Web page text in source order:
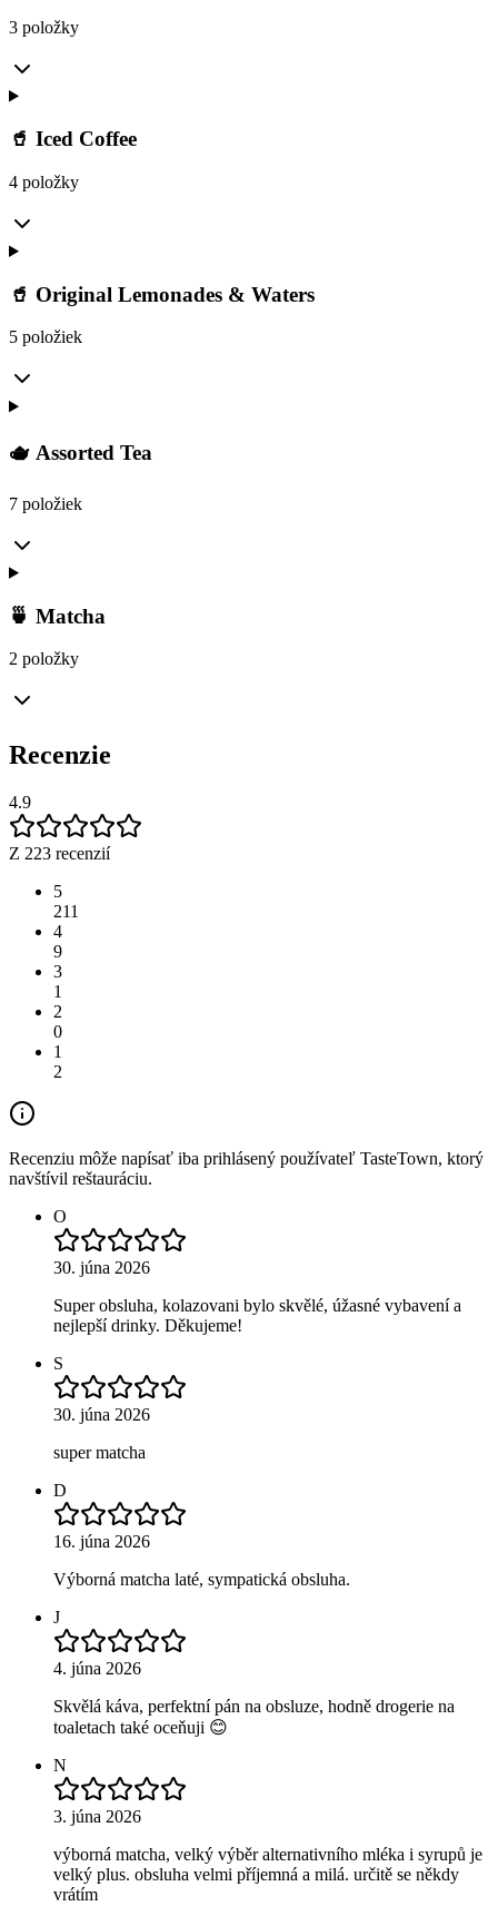
3 položky
🥤 Iced Coffee
4 položky
🥤 Original Lemonades & Waters
5 položiek
🫖 Assorted Tea
7 položiek
🍵 Matcha
2 položky
Recenzie
4.9
Z 223 recenzií
5
211
4
9
3
1
2
0
1
2
Recenziu môže napísať iba prihlásený používateľ TasteTown, ktorý
navštívil reštauráciu.
O
30. júna 2026
Super obsluha, kolazovani bylo skvělé, úžasné vybavení a
nejlepší drinky. Děkujeme!
S
30. júna 2026
super matcha
D
16. júna 2026
Výborná matcha laté, sympatická obsluha.
J
4. júna 2026
Skvělá káva, perfektní pán na obsluze, hodně drogerie na
toaletach také oceňuji 😊
N
3. júna 2026
výborná matcha, velký výběr alternativního mléka i syrupů je
velký plus. obsluha velmi příjemná a milá. určitě se někdy
vrátím